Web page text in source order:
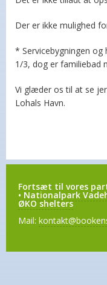
Der er ikke mulighed
* Servicebygningen
1/3, dog er familiebad
Vi glæder os til at se
Lohals Havn.
Fortsæt til vores
• Nationalpark
ØKO shelters
Mail: